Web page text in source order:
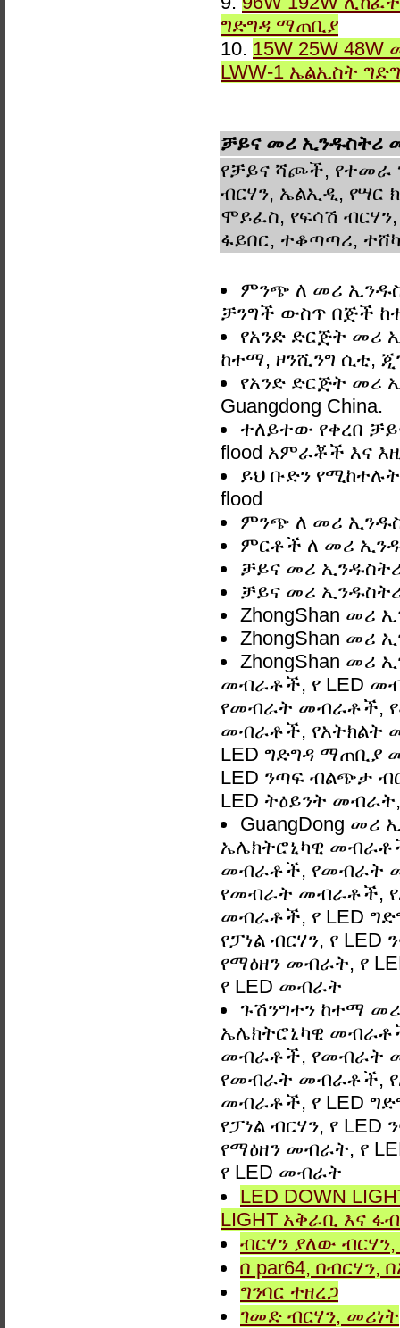
ግድግዳ ማጠቢያ
10. 15W 25W
LWW-1 ኤልኢስት
ቻይና መሪ ኢንዱስትሪ
የቻይና ሻጮች, የተመራ
ብርሃን, ኤልኢዲ, የሣር
ሞይፈስ, የፍሳሽ
ፋይበር, ተቆጣጣሪ,
ምንጭ ለ መሪ
ቻንግች ውስጥ በጅች
የአንድ ድርጅት መሪ
ከተማ, ዞንሺንግ ሲቲ,
የአንድ ድርጅት መሪ
Guangdong China.
ተለይተው የቀረበ
flood አምራቾች እና
ይህ ቡድን
flood
ምንጭ ለ መሪ
ምርቶች ለ መሪ
ቻይና መሪ ኢንዱስትሪ
ቻይና መሪ ኢንዱስትሪ
ZhongShan መሪ
ZhongShan መሪ
ZhongShan መሪ
መብራቶች, የ LED
የመብራት መብራቶች,
መብራቶች, የአትክልት
LED ግድግዳ ማጠቢያ
LED ንጣፍ ብልጭታ
LED ትዕይንት መብራት,
GuangDong መሪ
ኤሌክትሮኒካዊ
መብራቶች, የመብራት
የመብራት መብራቶች,
መብራቶች, የ LED
የፓነል ብርሃን, የ LED
የማዕዘን መብራት, የ
የ LED መብራት
ጉሽንግተን ከተማ መሪ
ኤሌክትሮኒካዊ
መብራቶች, የመብራት
የመብራት መብራቶች,
መብራቶች, የ LED
የፓነል ብርሃን, የ LED
የማዕዘን መብራት, የ
የ LED መብራት
LED DOWN
LIGHT አቅራቢ እና
ብርሃን ያለው ብርሃን,
በ par64, በብርሃን,
ግንባር ​​ተዘረጋ
ገመድ ብርሃን, መሪነት